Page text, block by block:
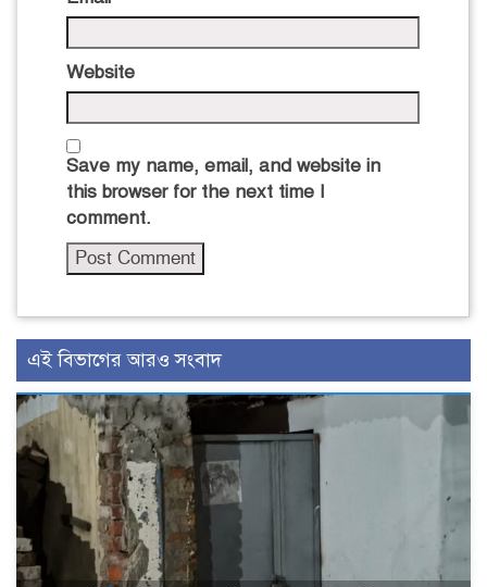
Website
Save my name, email, and website in
this browser for the next time I
comment.
এই বিভাগের আরও সংবাদ